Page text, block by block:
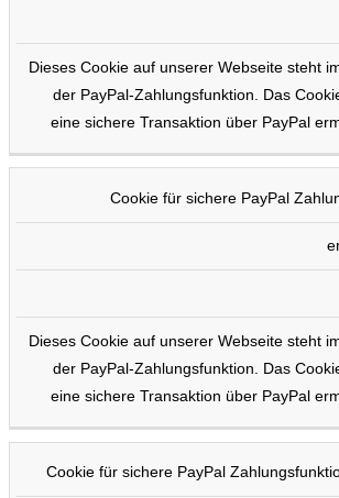
Dieses Cookie auf unserer Webseite steht
der PayPal-Zahlungsfunktion. Das
eine sichere Transaktion über PayPal
Cookie für sichere PayPal
Dieses Cookie auf unserer Webseite steht
der PayPal-Zahlungsfunktion. Das
eine sichere Transaktion über PayPal
Cookie für sichere PayPal